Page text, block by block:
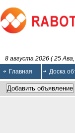
8 августа 2026 ( 25
Главная
Доска